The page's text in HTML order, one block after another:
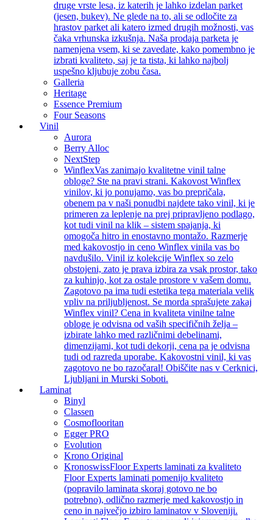
druge vrste lesa, iz katerih je lahko izdelan parket
(jesen, bukev). Ne glede na to, ali se odločite za
hrastov parket ali katero izmed drugih možnosti, vas
čaka vrhunska izkušnja. Naša prodaja parketa je
namenjena vsem, ki se zavedate, kako pomembno je
izbrati kvaliteto, saj je ta tista, ki lahko najbolj
uspešno kljubuje zobu časa.
Galleria
Heritage
Essence Premium
Four Seasons
Vinil
Aurora
Berry Alloc
NextStep
WinflexVas zanimajo kvalitetne vinil talne
obloge? Ste na pravi strani. Kakovost Winflex
vinilov, ki jo ponujamo, vas bo prepričala,
obenem pa v naši ponudbi najdete tako vinil, ki je
primeren za leplenje na prej pripravljeno podlago,
kot tudi vinil na klik – sistem spajanja, ki
omogoča hitro in enostavno montažo. Razmerje
med kakovostjo in ceno Winflex vinila vas bo
navdušilo. Vinil iz kolekcije Winflex so zelo
obstojeni, zato je prava izbira za vsak prostor, tako
za kuhinjo, kot za ostale prostore v vašem domu.
Zagotovo pa ima tudi estetika tega materiala velik
vpliv na priljubljenost. Se morda sprašujete zakaj
Winflex vinil? Cena in kvaliteta vinilne talne
obloge je odvisna od vaših specifičnih želja –
izbirate lahko med različnimi debelinami,
dimenzijami, kot tudi dekorji, cena pa je odvisna
tudi od razreda uporabe. Kakovostni vinil, ki vas
zagotovo ne bo razočaral! Obiščite nas v Cerknici,
Ljubljani in Murski Soboti.
Laminat
Binyl
Classen
Cosmoflooritan
Egger PRO
Evolution
Krono Original
KronoswissFloor Experts laminati za kvaliteto
Floor Experts laminati pomenijo kvaliteto
(popravilo laminata skoraj gotovo ne bo
potrebno), odlično razmerje med kakovostjo in
ceno in največjo izbiro laminatov v Sloveniji.